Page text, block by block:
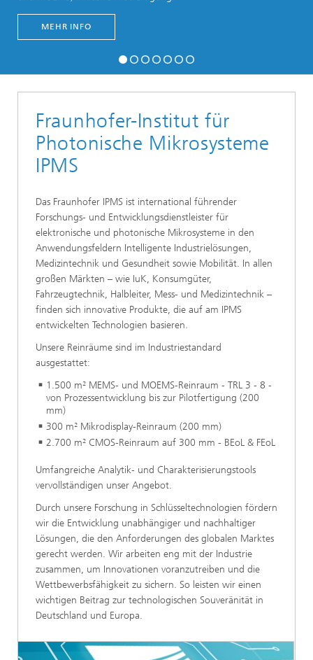
MEHR INFO
Fraunhofer-Institut für
Photonische Mikrosysteme
IPMS
Das Fraunhofer IPMS ist international führender
Forschungs- und Entwicklungsdienstleister für
elektronische und photonische Mikrosysteme in den
Anwendungsfeldern Intelligente Industrielösungen,
Medizintechnik und Gesundheit sowie Mobilität. In allen
großen Märkten – wie IuK, Konsumgüter,
Fahrzeugtechnik, Halbleiter, Mess- und Medizintechnik –
finden sich innovative Produkte, die auf am IPMS
entwickelten Technologien basieren.
Unsere Reinräume sind im Industriestandard
ausgestattet:
1.500 m² MEMS- und MOEMS-Reinraum - TRL 3 - 8 -
von Prozessentwicklung bis zur Pilotfertigung (200
mm)
300 m² Mikrodisplay-Reinraum (200 mm)
2.700 m² CMOS-Reinraum auf 300 mm - BEoL & FEoL
Umfangreiche Analytik- und Charakterisierungstools
vervollständigen unser Angebot.
Durch unsere Forschung in Schlüsseltechnologien fördern
wir die Entwicklung unabhängiger und nachhaltiger
Lösungen, die den Anforderungen des globalen Marktes
gerecht werden. Wir arbeiten eng mit der Industrie
zusammen, um Innovationen voranzutreiben und die
Wettbewerbsfähigkeit zu sichern. So leisten wir einen
wichtigen Beitrag zur technologischen Souveränität in
Deutschland und Europa.